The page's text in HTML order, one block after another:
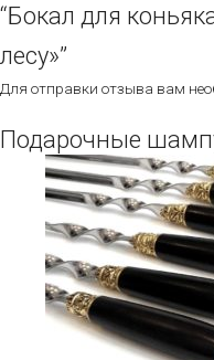
“Бокал для
лесу»”
Для отправки отзыва вам
Подарочные